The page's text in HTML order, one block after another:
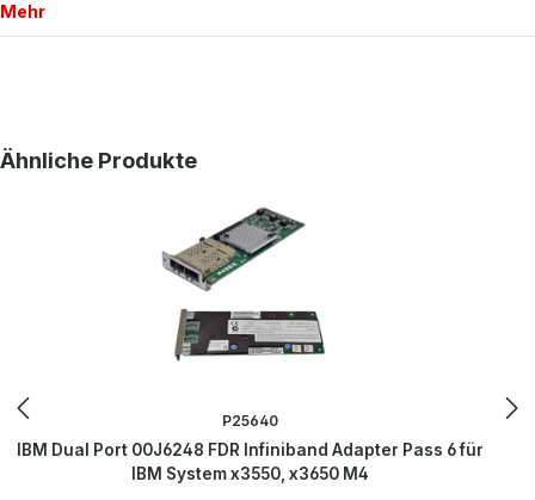
Mehr
Produktgalerie überspringen
Ähnliche Produkte
P25640
IBM Dual Port 00J6248 FDR Infiniband Adapter Pass 6 für
IBM System x3550, x3650 M4